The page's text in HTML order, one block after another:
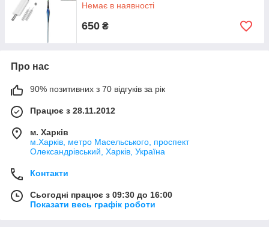
Немає в наявності
650 ₴
Про нас
90% позитивних з 70 відгуків за рік
Працює з 28.11.2012
м. Харків
м.Харків, метро Масельського, проспект
Олександрівський, Харків, Україна
Контакти
Сьогодні працює з 09:30 до 16:00
Показати весь графік роботи